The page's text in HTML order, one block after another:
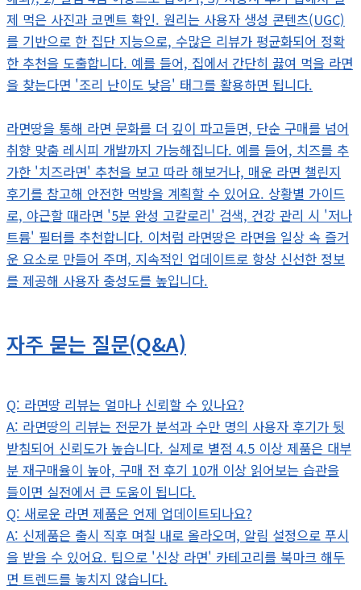
제 먹은 사진과 코멘트 확인. 원리는 사용자 생성 콘텐츠(UGC)
를 기반으로 한 집단 지능으로, 수많은 리뷰가 평균화되어 정확
한 추천을 도출합니다. 예를 들어, 집에서 간단히 끓여 먹을 라면
을 찾는다면 '조리 난이도 낮음' 태그를 활용하면 됩니다.
라면땅을 통해 라면 문화를 더 깊이 파고들면, 단순 구매를 넘어
취향 맞춤 레시피 개발까지 가능해집니다. 예를 들어, 치즈를 추
가한 '치즈라면' 추천을 보고 따라 해보거나, 매운 라면 챌린지
후기를 참고해 안전한 먹방을 계획할 수 있어요. 상황별 가이드
로, 야근할 때라면 '5분 완성 고칼로리' 검색, 건강 관리 시 '저나
트륨' 필터를 추천합니다. 이처럼 라면땅은 라면을 일상 속 즐거
운 요소로 만들어 주며, 지속적인 업데이트로 항상 신선한 정보
를 제공해 사용자 충성도를 높입니다.
자주 묻는 질문(Q&A)
Q: 라면땅 리뷰는 얼마나 신뢰할 수 있나요?
A: 라면땅의 리뷰는 전문가 분석과 수만 명의 사용자 후기가 뒷
받침되어 신뢰도가 높습니다. 실제로 별점 4.5 이상 제품은 대부
분 재구매율이 높아, 구매 전 후기 10개 이상 읽어보는 습관을
들이면 실전에서 큰 도움이 됩니다.
Q: 새로운 라면 제품은 언제 업데이트되나요?
A: 신제품은 출시 직후 며칠 내로 올라오며, 알림 설정으로 푸시
을 받을 수 있어요. 팁으로 '신상 라면' 카테고리를 북마크 해두
면 트렌드를 놓치지 않습니다.